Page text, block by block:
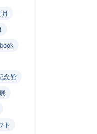
月
念館
ト